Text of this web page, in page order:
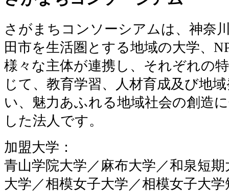
さがまちコンソーシアムは、神奈
田市を生活圏とする地域の大学、
様々な主体が連携し、それぞれの
じて、教育学習、人材育成及び地
い、魅力あふれる地域社会の創造
した法人です。
加盟大学：
青山学院大学／麻布大学／和泉短
大学／相模女子大学／相模女子大